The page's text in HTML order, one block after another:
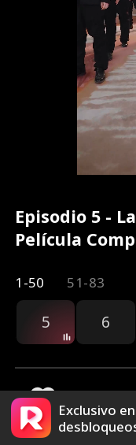
Episodio 5 -
Película
1-50 51-83
5 6
2.7k
Exclusivo